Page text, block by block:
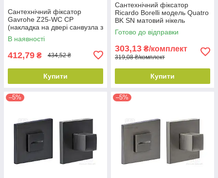
Сантехнічний фіксатор
Gavrohe Z25-WC CP
(накладка на двері санвузла з
поворотником) хром
В наявності
412,79 ₴ 434,52 ₴
Купити
Сантехнічний фіксатор
Ricardo Borelli модель Quatro
BK SN матовий нікель
Готово до відправки
303,13 ₴/комплект
319,08 ₴/комплект
Купити
–5% –5%